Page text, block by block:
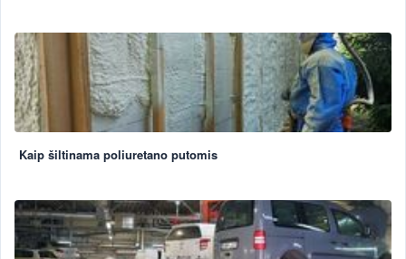
Kaip šiltinama poliuretano putomis